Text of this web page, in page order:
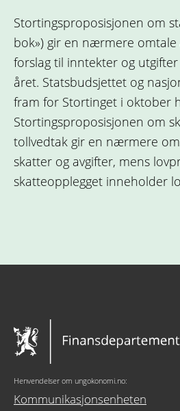
Stortingsproposisjonen om
bok») gir en nærmere omtale
forslag til inntekter og
året. Statsbudsjettet og
fram for Stortinget i oktober
Stortingsproposisjonen om
tollvedtak gir en nærmere
skatter og avgifter, mens
skatteopplegget inneholder
Henvendelser om ungokonomi.no:
Kommunikasjonsenheten